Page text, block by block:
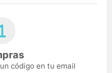
código en tu email